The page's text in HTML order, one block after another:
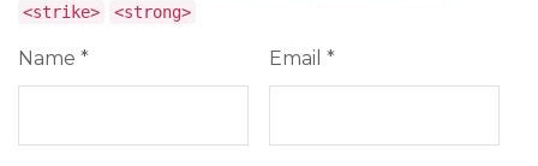
<strike>
<strong>
Name * Email *